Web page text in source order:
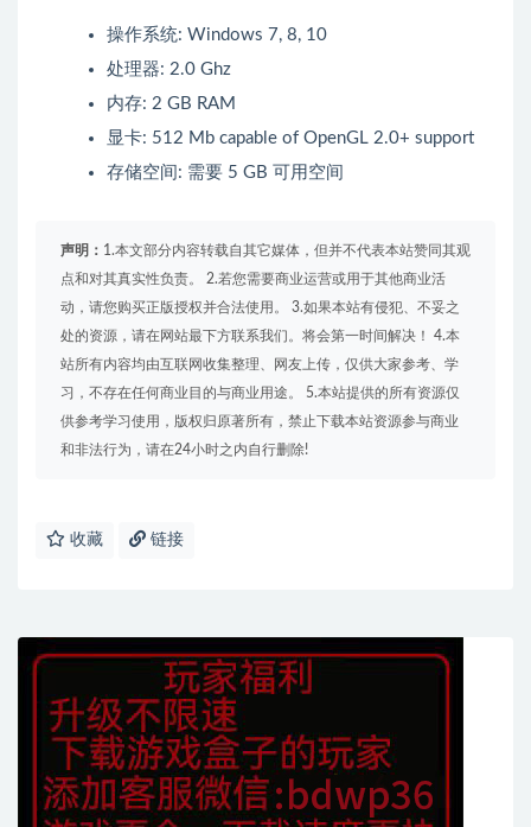
操作系统: Windows 7, 8, 10
处理器: 2.0 Ghz
内存: 2 GB RAM
显卡: 512 Mb capable of OpenGL 2.0+ support
存储空间: 需要 5 GB 可用空间
声明： 1.本文部分内容转载自其它媒体，但并不代表本站赞同其观
点和对其真实性负责。 2.若您需要商业运营或用于其他商业活
动，请您购买正版授权并合法使用。 3.如果本站有侵犯、不妥之
处的资源，请在网站最下方联系我们。将会第一时间解决！ 4.本
站所有内容均由互联网收集整理、网友上传，仅供大家参考、学
习，不存在任何商业目的与商业用途。 5.本站提供的所有资源仅
供参考学习使用，版权归原著所有，禁止下载本站资源参与商业
和非法行为，请在24小时之内自行删除!
收藏 链接